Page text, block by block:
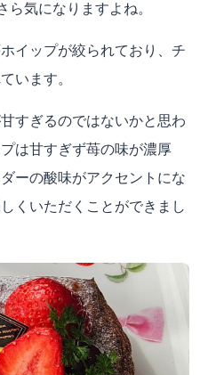
ら気になりますよね。
イップが絞られており、チ
います。
すぎるのではないかと思わ
は甘すぎず苺の味が濃厚
ーの酸味がアクセントにな
くいただくことができまし